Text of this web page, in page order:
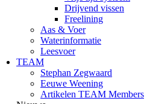
Drijvend vissen
Freelining
Aas & Voer
Waterinformatie
Leesvoer
TEAM
Stephan Zegwaard
Eeuwe Weening
Artikelen TEAM Members